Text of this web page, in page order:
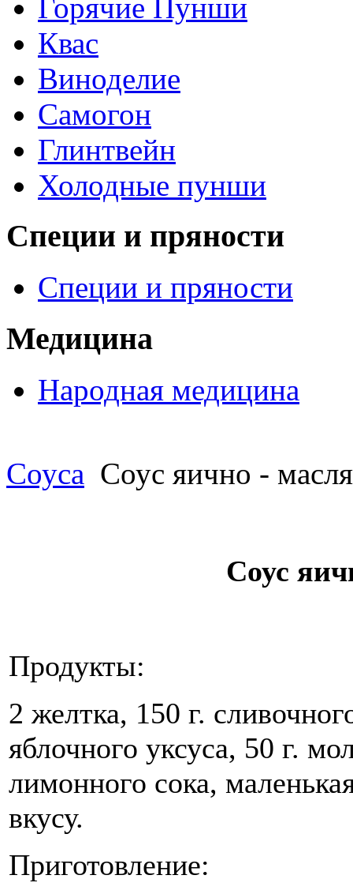
Горячие Пунши
Квас
Виноделие
Самогон
Глинтвейн
Холодные пунши
Специи и пряности
Специи и пряности
Медицина
Народная медицина
Соуса Соус яично -
Соус
Продукты:
2 желтка, 150 г.
яблочного уксуса, 50 г.
лимонного сока,
вкусу.
Приготовление: